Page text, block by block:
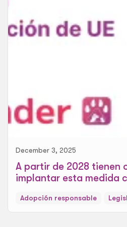
December 3, 2025
A partir de 2028 tienen
implantar esta medida
Adopción responsable